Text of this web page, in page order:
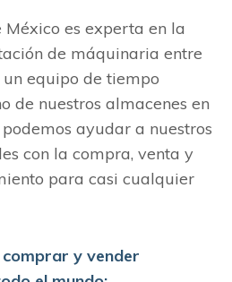
es experta en la
de máquinaria entre
un equipo de tiempo
de nuestros almacenes en
podemos ayudar a nuestros
con la compra, venta y
para casi cualquier
y vender